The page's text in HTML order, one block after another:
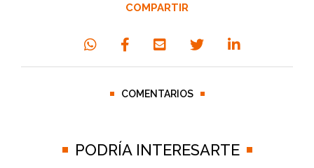
COMPARTIR
COMENTARIOS
PODRÍA INTERESARTE